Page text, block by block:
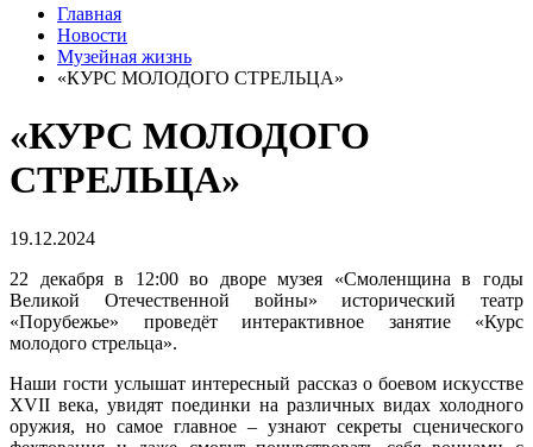
Главная
Новости
Музейная жизнь
«КУРС МОЛОДОГО СТРЕЛЬЦА»
«КУРС МОЛОДОГО
СТРЕЛЬЦА»
19.12.2024
22 декабря в 12:00 во дворе музея «Смоленщина в годы
Великой Отечественной войны» исторический театр
«Порубежье» проведёт интерактивное занятие «Курс
молодого стрельца».
Наши гости услышат интересный рассказ о боевом искусстве
XVII века, увидят поединки на различных видах холодного
оружия, но самое главное – узнают секреты сценического